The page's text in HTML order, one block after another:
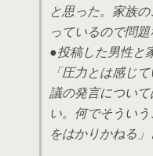
と思った。家族
っているので問題
●投稿した男性と
「圧力とは感じ
議の発言につい
い。何でそうい
をはかりかねる